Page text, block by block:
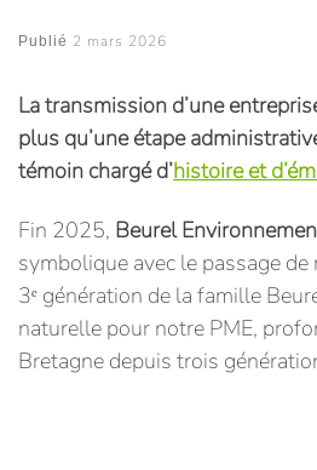
Publié 2 mars 2026
La transmission d’une
plus qu’une étape
témoin chargé d’histoire et
Fin 2025, Beurel
symbolique avec le passage de
3ᵉ génération de la famille
naturelle pour notre PME,
Bretagne depuis trois